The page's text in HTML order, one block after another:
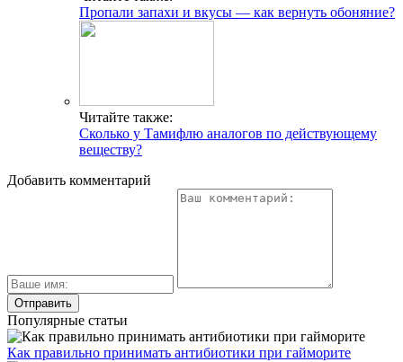
Пропали запахи и вкусы — как вернуть обоняние?
Читайте также:
Сколько у Тамифлю аналогов по действующему
веществу?
Добавить комментарий
Популярные статьи
Как правильно принимать антибиотики при гайморите